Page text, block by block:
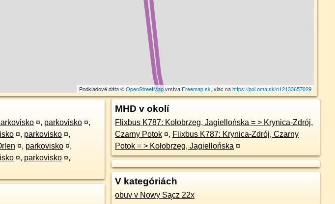
Podkladové dáta ©OpenStreetMapvrstva Freemap.sk, viac nahttps://poi.oma.sk/n12133657029
¤, parkovisko ¤,
¤, parkovisko ¤,
¤, parkovisko ¤,
¤, parkovisko ¤,
MHD v okolí
Flixbus K787: Kołobrzeg, Jagiellońska = > Krynica-Zdrój,
Czarny Potok ¤, Flixbus K787: Krynica-Zdrój, Czarny
Potok = > Kołobrzeg, Jagiellońska ¤
V kategóriách
obuv v Nowy Sącz 22x